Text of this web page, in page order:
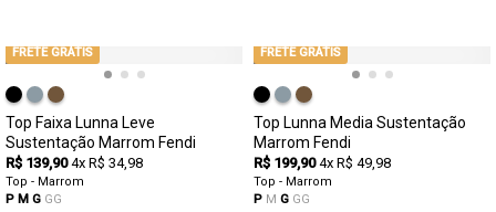
FRETE GRÁTIS
Top Faixa Lunna Leve
Sustentação Marrom Fendi
R$ 139,90 4x R$ 34,98
Top - Marrom
P M G GG
FRETE GRÁTIS
Top Lunna Media Sustentação
Marrom Fendi
R$ 199,90 4x R$ 49,98
Top - Marrom
P M G GG